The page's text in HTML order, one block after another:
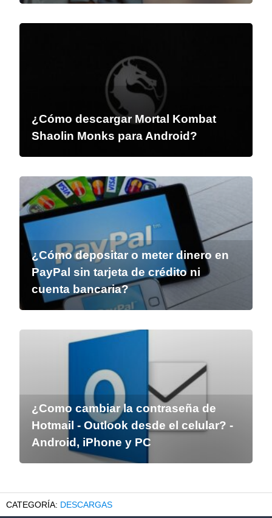
¿Cómo descargar Mortal Kombat
Shaolin Monks para Android?
¿Cómo depositar o meter dinero en
PayPal sin tarjeta de crédito ni
cuenta bancaria?
¿Como cambiar la contraseña de
Hotmail - Outlook desde el celular? -
Android, iPhone y PC
DESCARGAS